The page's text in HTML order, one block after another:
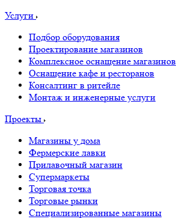
Услуги
Подбор оборудования
Проектирование магазинов
Комплексное оснащение магазинов
Оснащение кафе и ресторанов
Консалтинг в ритейле
Монтаж и инженерные услуги
Проекты
Магазины у дома
Фермерские лавки
Прилавочный магазин
Супермаркеты
Торговая точка
Торговые рынки
Специализированные магазины